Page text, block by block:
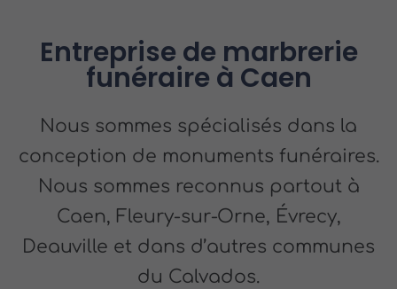
Entreprise de marbrerie
funéraire à Caen
Nous sommes spécialisés dans la
conception de monuments funéraires.
Nous sommes reconnus partout à
Caen, Fleury-sur-Orne, Évrecy,
Deauville et dans d’autres communes
du Calvados.